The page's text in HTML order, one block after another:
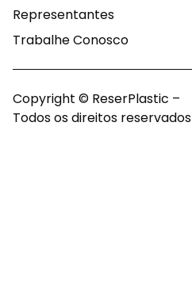
Representantes
Trabalhe Conosco
Copyright © ReserPlastic –
Todos os direitos reservados